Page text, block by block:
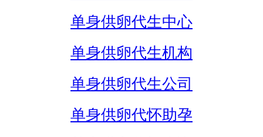
单身供卵代生中心
单身供卵代生机构
单身供卵代生公司
单身供卵代怀助孕